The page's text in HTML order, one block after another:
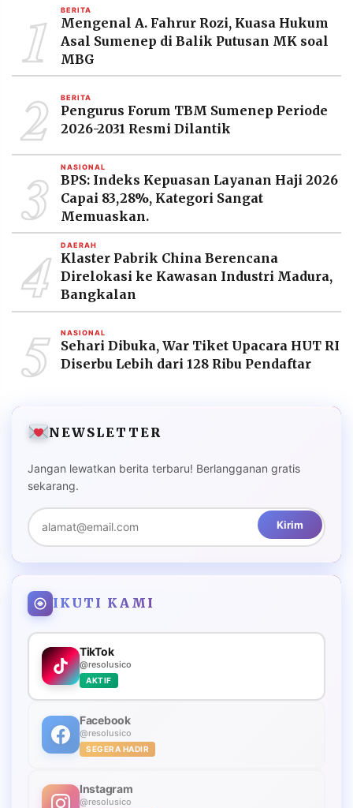
©
Resolusi.co
-
PT.
RESOLUSI
MEDIA
1 BERITA
Mengenal A. Fahrur Rozi, Kuasa Hukum
Asal Sumenep di Balik Putusan MK soal
MBG
2 BERITA
Pengurus Forum TBM Sumenep Periode
2026-2031 Resmi Dilantik
3 NASIONAL
BPS: Indeks Kepuasan Layanan Haji 2026
Capai 83,28%, Kategori Sangat
Memuaskan.
4 DAERAH
Klaster Pabrik China Berencana
Direlokasi ke Kawasan Industri Madura,
Bangkalan
5 NASIONAL
Sehari Dibuka, War Tiket Upacara HUT RI
Diserbu Lebih dari 128 Ribu Pendaftar
NEWSLETTER
Jangan lewatkan berita terbaru! Berlangganan gratis
sekarang.
Kirim
IKUTI KAMI
TikTok
@resolusico
AKTIF
Facebook
@resolusico
SEGERA HADIR
Instagram
@resolusico